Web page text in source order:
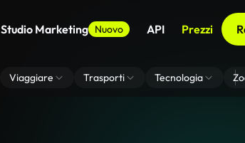
Studio Marketing Nuovo API Prezzi
Viaggiare Trasporti Tecnologia